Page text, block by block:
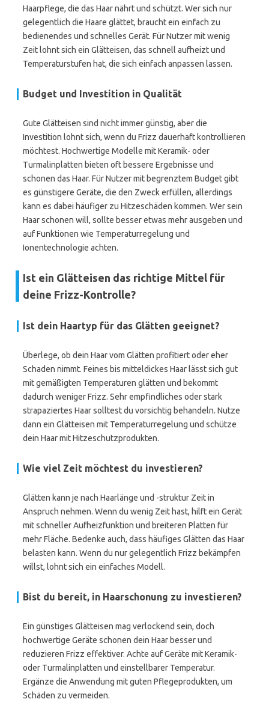
Haarpflege, die das Haar nährt und schützt. Wer sich nur
gelegentlich die Haare glättet, braucht ein einfach zu
bedienendes und schnelles Gerät. Für Nutzer mit wenig
Zeit lohnt sich ein Glätteisen, das schnell aufheizt und
Temperaturstufen hat, die sich einfach anpassen lassen.
Budget und Investition in Qualität
Gute Glätteisen sind nicht immer günstig, aber die
Investition lohnt sich, wenn du Frizz dauerhaft kontrollieren
möchtest. Hochwertige Modelle mit Keramik- oder
Turmalinplatten bieten oft bessere Ergebnisse und
schonen das Haar. Für Nutzer mit begrenztem Budget gibt
es günstigere Geräte, die den Zweck erfüllen, allerdings
kann es dabei häufiger zu Hitzeschäden kommen. Wer sein
Haar schonen will, sollte besser etwas mehr ausgeben und
auf Funktionen wie Temperaturregelung und
Ionentechnologie achten.
Ist ein Glätteisen das richtige Mittel für
deine Frizz-Kontrolle?
Ist dein Haartyp für das Glätten geeignet?
Überlege, ob dein Haar vom Glätten profitiert oder eher
Schaden nimmt. Feines bis mitteldickes Haar lässt sich gut
mit gemäßigten Temperaturen glätten und bekommt
dadurch weniger Frizz. Sehr empfindliches oder stark
strapaziertes Haar solltest du vorsichtig behandeln. Nutze
dann ein Glätteisen mit Temperaturregelung und schütze
dein Haar mit Hitzeschutzprodukten.
Wie viel Zeit möchtest du investieren?
Glätten kann je nach Haarlänge und -struktur Zeit in
Anspruch nehmen. Wenn du wenig Zeit hast, hilft ein Gerät
mit schneller Aufheizfunktion und breiteren Platten für
mehr Fläche. Bedenke auch, dass häufiges Glätten das Haar
belasten kann. Wenn du nur gelegentlich Frizz bekämpfen
willst, lohnt sich ein einfaches Modell.
Bist du bereit, in Haarschonung zu investieren?
Ein günstiges Glätteisen mag verlockend sein, doch
hochwertige Geräte schonen dein Haar besser und
reduzieren Frizz effektiver. Achte auf Geräte mit Keramik-
oder Turmalinplatten und einstellbarer Temperatur.
Ergänze die Anwendung mit guten Pflegeprodukten, um
Schäden zu vermeiden.